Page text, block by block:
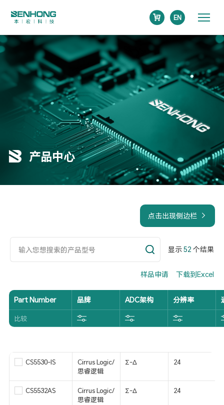
EN
产品中心
点击出现侧边栏
显示52 个结果
样品申请 下载到Excel
Part Number 品牌 ADC架构 分辨率
比较
CS5530-IS
Cirrus Logic/
思睿逻辑
Σ-Δ 24
CS5532AS
Cirrus Logic/
思睿逻辑
Σ-Δ 24